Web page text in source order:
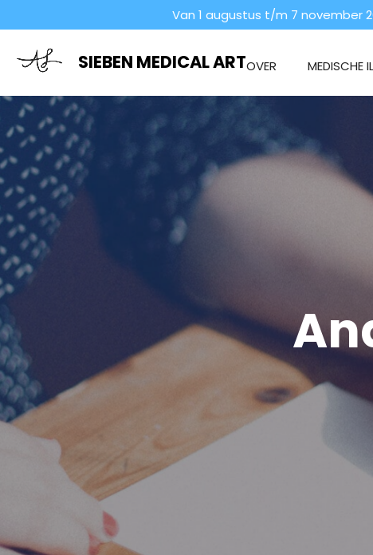
direct
Van 1 augustus t/m 7 november
SIEBEN MEDICAL ARTOVER MEDISCHE